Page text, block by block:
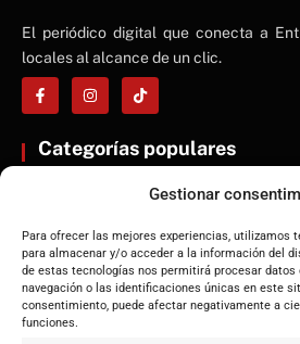
Gestionar
Para ofrecer las mejores experiencias, utilizamos
para almacenar y/o acceder a la información del
de estas tecnologías nos permitirá procesar
navegación o las identificaciones únicas en este
consentimiento, puede afectar negativamente a
funciones.
El periódico digital que conecta a
locales al alcance de un clic.
Categorías populares
Sevilla
Andalucía
Internacional
Tecnología